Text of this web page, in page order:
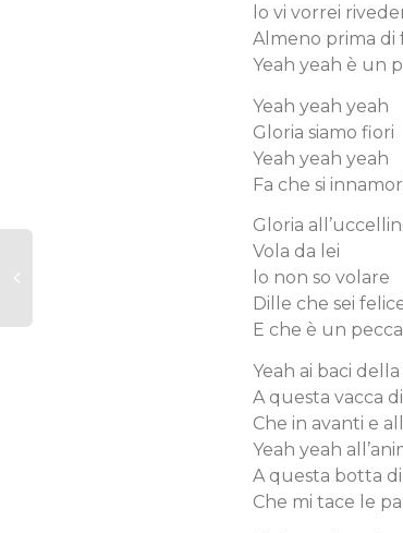
lo vi vorrei
Almeno prima di
Yeah yeah è un
Yeah yeah yeah
Gloria siamo fiori
Yeah yeah yeah
Fa che si
Gloria
Vola da lei
lo non so volare
Dille che sei
E che è un
Yeah ai baci
A questa vacca
Che in avanti e
Yeah yeah
A questa botta di
Che mi tace le